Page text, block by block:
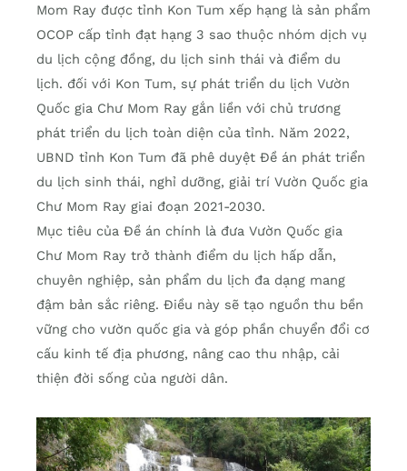
Mom Ray được tỉnh Kon Tum xếp hạng là sản phẩm
OCOP cấp tỉnh đạt hạng 3 sao thuộc nhóm dịch vụ
du lịch cộng đồng, du lịch sinh thái và điểm du
lịch. đối với Kon Tum, sự phát triển du lịch Vườn
Quốc gia Chư Mom Ray gắn liền với chủ trương
phát triển du lịch toàn diện của tỉnh. Năm 2022,
UBND tỉnh Kon Tum đã phê duyệt Đề án phát triển
du lịch sinh thái, nghỉ dưỡng, giải trí Vườn Quốc gia
Chư Mom Ray giai đoạn 2021-2030.
Mục tiêu của Đề án chính là đưa Vườn Quốc gia
Chư Mom Ray trở thành điểm du lịch hấp dẫn,
chuyên nghiệp, sản phẩm du lịch đa dạng mang
đậm bản sắc riêng. Điều này sẽ tạo nguồn thu bền
vững cho vườn quốc gia và góp phần chuyển đổi cơ
cấu kinh tế địa phương, nâng cao thu nhập, cải
thiện đời sống của người dân.